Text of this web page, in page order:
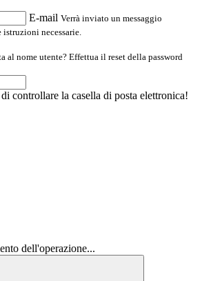
E-mail Verrà inviato un messaggio
necessarie.
al nome utente? Effettua il reset della password
controllare la casella di posta elettronica!
dell'operazione...